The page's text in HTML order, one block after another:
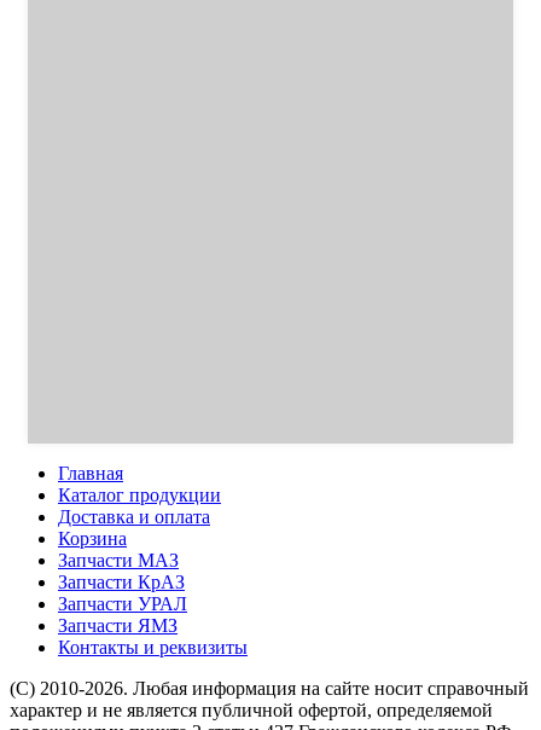
Главная
Каталог продукции
Доставка и оплата
Корзина
Запчасти МАЗ
Запчасти КрАЗ
Запчасти УРАЛ
Запчасти ЯМЗ
Контакты и реквизиты
(C) 2010-2026. Любая информация на сайте носит справочный
характер и не является публичной офертой, определяемой